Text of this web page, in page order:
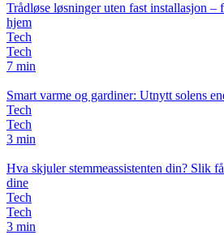
Trådløse løsninger uten fast installasjon –
hjem
Tech
Tech
7 min
Smart varme og gardiner: Utnytt solens
Tech
Tech
3 min
Hva skjuler stemmeassistenten din? Slik
dine
Tech
Tech
3 min